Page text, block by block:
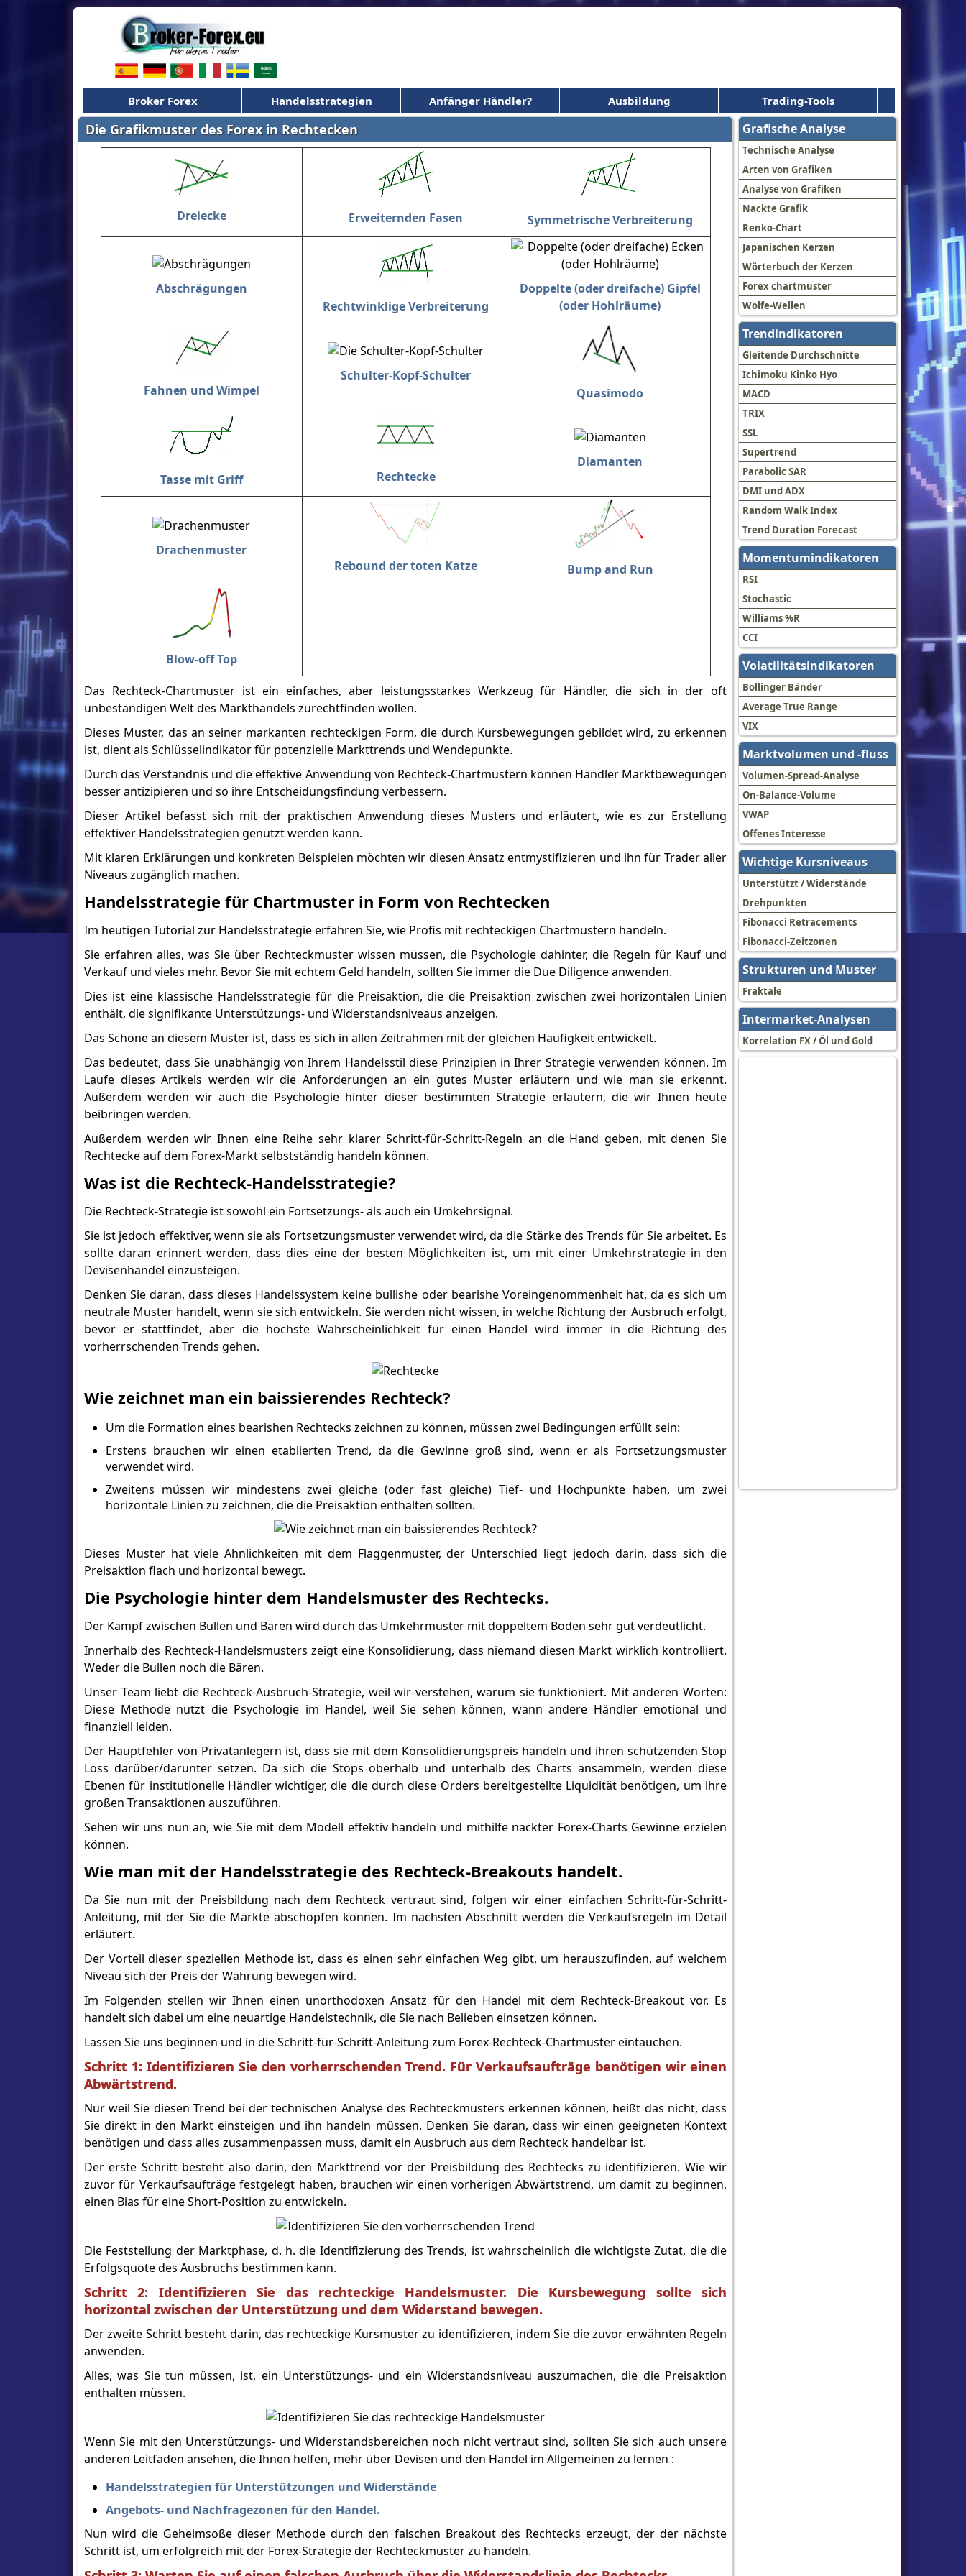
Broker Forex Handelsstrategien Anfänger Händler? Ausbildung Trading-Tools
Grafische Analyse
Technische Analyse
Arten von Grafiken
Analyse von Grafiken
Nackte Grafik
Renko-Chart
Japanischen Kerzen
Wörterbuch der Kerzen
Forex chartmuster
Wolfe-Wellen
Trendindikatoren
Gleitende Durchschnitte
Ichimoku Kinko Hyo
MACD
TRIX
SSL
Supertrend
Parabolic SAR
DMI und ADX
Random Walk Index
Trend Duration Forecast
Momentumindikatoren
RSI
Stochastic
Williams %R
CCI
Volatilitätsindikatoren
Bollinger Bänder
Average True Range
VIX
Marktvolumen und -fluss
Volumen-Spread-Analyse
On-Balance-Volume
VWAP
Offenes Interesse
Wichtige Kursniveaus
Unterstützt / Widerstände
Drehpunkten
Fibonacci Retracements
Fibonacci-Zeitzonen
Strukturen und Muster
Fraktale
Intermarket-Analysen
Korrelation FX / Öl und Gold
Die Grafikmuster des Forex in Rechtecken
Dreiecke Erweiternden Fasen Symmetrische Verbreiterung
Abschrägungen
Rechtwinklige Verbreiterung
Doppelte (oder dreifache) Gipfel
(oder Hohlräume)
Fahnen und Wimpel
Schulter-Kopf-Schulter
Quasimodo
Tasse mit Griff Rechtecke
Diamanten
Drachenmuster
Rebound der toten Katze
Bump and Run
Blow-off Top
Das Rechteck-Chartmuster ist ein einfaches, aber leistungsstarkes Werkzeug für Händler, die sich in der oft
unbeständigen Welt des Markthandels zurechtfinden wollen.
Dieses Muster, das an seiner markanten rechteckigen Form, die durch Kursbewegungen gebildet wird, zu erkennen
ist, dient als Schlüsselindikator für potenzielle Markttrends und Wendepunkte.
Durch das Verständnis und die effektive Anwendung von Rechteck-Chartmustern können Händler Marktbewegungen
besser antizipieren und so ihre Entscheidungsfindung verbessern.
Dieser Artikel befasst sich mit der praktischen Anwendung dieses Musters und erläutert, wie es zur Erstellung
effektiver Handelsstrategien genutzt werden kann.
Mit klaren Erklärungen und konkreten Beispielen möchten wir diesen Ansatz entmystifizieren und ihn für Trader aller
Niveaus zugänglich machen.
Handelsstrategie für Chartmuster in Form von Rechtecken
Im heutigen Tutorial zur Handelsstrategie erfahren Sie, wie Profis mit rechteckigen Chartmustern handeln.
Sie erfahren alles, was Sie über Rechteckmuster wissen müssen, die Psychologie dahinter, die Regeln für Kauf und
Verkauf und vieles mehr. Bevor Sie mit echtem Geld handeln, sollten Sie immer die Due Diligence anwenden.
Dies ist eine klassische Handelsstrategie für die Preisaktion, die die Preisaktion zwischen zwei horizontalen Linien
enthält, die signifikante Unterstützungs- und Widerstandsniveaus anzeigen.
Das Schöne an diesem Muster ist, dass es sich in allen Zeitrahmen mit der gleichen Häufigkeit entwickelt.
Das bedeutet, dass Sie unabhängig von Ihrem Handelsstil diese Prinzipien in Ihrer Strategie verwenden können. Im
Laufe dieses Artikels werden wir die Anforderungen an ein gutes Muster erläutern und wie man sie erkennt.
Außerdem werden wir auch die Psychologie hinter dieser bestimmten Strategie erläutern, die wir Ihnen heute
beibringen werden.
Außerdem werden wir Ihnen eine Reihe sehr klarer Schritt-für-Schritt-Regeln an die Hand geben, mit denen Sie
Rechtecke auf dem Forex-Markt selbstständig handeln können.
Was ist die Rechteck-Handelsstrategie?
Die Rechteck-Strategie ist sowohl ein Fortsetzungs- als auch ein Umkehrsignal.
Sie ist jedoch effektiver, wenn sie als Fortsetzungsmuster verwendet wird, da die Stärke des Trends für Sie arbeitet. Es
sollte daran erinnert werden, dass dies eine der besten Möglichkeiten ist, um mit einer Umkehrstrategie in den
Devisenhandel einzusteigen.
Denken Sie daran, dass dieses Handelssystem keine bullishe oder bearishe Voreingenommenheit hat, da es sich um
neutrale Muster handelt, wenn sie sich entwickeln. Sie werden nicht wissen, in welche Richtung der Ausbruch erfolgt,
bevor er stattfindet, aber die höchste Wahrscheinlichkeit für einen Handel wird immer in die Richtung des
vorherrschenden Trends gehen.
Wie zeichnet man ein baissierendes Rechteck?
Um die Formation eines bearishen Rechtecks zeichnen zu können, müssen zwei Bedingungen erfüllt sein:
Erstens brauchen wir einen etablierten Trend, da die Gewinne groß sind, wenn er als Fortsetzungsmuster
verwendet wird.
Zweitens müssen wir mindestens zwei gleiche (oder fast gleiche) Tief- und Hochpunkte haben, um zwei
horizontale Linien zu zeichnen, die die Preisaktion enthalten sollten.
Dieses Muster hat viele Ähnlichkeiten mit dem Flaggenmuster, der Unterschied liegt jedoch darin, dass sich die
Preisaktion flach und horizontal bewegt.
Die Psychologie hinter dem Handelsmuster des Rechtecks.
Der Kampf zwischen Bullen und Bären wird durch das Umkehrmuster mit doppeltem Boden sehr gut verdeutlicht.
Innerhalb des Rechteck-Handelsmusters zeigt eine Konsolidierung, dass niemand diesen Markt wirklich kontrolliert.
Weder die Bullen noch die Bären.
Unser Team liebt die Rechteck-Ausbruch-Strategie, weil wir verstehen, warum sie funktioniert. Mit anderen Worten:
Diese Methode nutzt die Psychologie im Handel, weil Sie sehen können, wann andere Händler emotional und
finanziell leiden.
Der Hauptfehler von Privatanlegern ist, dass sie mit dem Konsolidierungspreis handeln und ihren schützenden Stop
Loss darüber/darunter setzen. Da sich die Stops oberhalb und unterhalb des Charts ansammeln, werden diese
Ebenen für institutionelle Händler wichtiger, die die durch diese Orders bereitgestellte Liquidität benötigen, um ihre
großen Transaktionen auszuführen.
Sehen wir uns nun an, wie Sie mit dem Modell effektiv handeln und mithilfe nackter Forex-Charts Gewinne erzielen
können.
Wie man mit der Handelsstrategie des Rechteck-Breakouts handelt.
Da Sie nun mit der Preisbildung nach dem Rechteck vertraut sind, folgen wir einer einfachen Schritt-für-Schritt-
Anleitung, mit der Sie die Märkte abschöpfen können. Im nächsten Abschnitt werden die Verkaufsregeln im Detail
erläutert.
Der Vorteil dieser speziellen Methode ist, dass es einen sehr einfachen Weg gibt, um herauszufinden, auf welchem
Niveau sich der Preis der Währung bewegen wird.
Im Folgenden stellen wir Ihnen einen unorthodoxen Ansatz für den Handel mit dem Rechteck-Breakout vor. Es
handelt sich dabei um eine neuartige Handelstechnik, die Sie nach Belieben einsetzen können.
Lassen Sie uns beginnen und in die Schritt-für-Schritt-Anleitung zum Forex-Rechteck-Chartmuster eintauchen.
Schritt 1: Identifizieren Sie den vorherrschenden Trend. Für Verkaufsaufträge benötigen wir einen
Abwärtstrend.
Nur weil Sie diesen Trend bei der technischen Analyse des Rechteckmusters erkennen können, heißt das nicht, dass
Sie direkt in den Markt einsteigen und ihn handeln müssen. Denken Sie daran, dass wir einen geeigneten Kontext
benötigen und dass alles zusammenpassen muss, damit ein Ausbruch aus dem Rechteck handelbar ist.
Der erste Schritt besteht also darin, den Markttrend vor der Preisbildung des Rechtecks zu identifizieren. Wie wir
zuvor für Verkaufsaufträge festgelegt haben, brauchen wir einen vorherigen Abwärtstrend, um damit zu beginnen,
einen Bias für eine Short-Position zu entwickeln.
Die Feststellung der Marktphase, d. h. die Identifizierung des Trends, ist wahrscheinlich die wichtigste Zutat, die die
Erfolgsquote des Ausbruchs bestimmen kann.
Schritt 2: Identifizieren Sie das rechteckige Handelsmuster. Die Kursbewegung sollte sich
horizontal zwischen der Unterstützung und dem Widerstand bewegen.
Der zweite Schritt besteht darin, das rechteckige Kursmuster zu identifizieren, indem Sie die zuvor erwähnten Regeln
anwenden.
Alles, was Sie tun müssen, ist, ein Unterstützungs- und ein Widerstandsniveau auszumachen, die die Preisaktion
enthalten müssen.
Wenn Sie mit den Unterstützungs- und Widerstandsbereichen noch nicht vertraut sind, sollten Sie sich auch unsere
anderen Leitfäden ansehen, die Ihnen helfen, mehr über Devisen und den Handel im Allgemeinen zu lernen :
Handelsstrategien für Unterstützungen und Widerstände
Angebots- und Nachfragezonen für den Handel.
Nun wird die Geheimsoße dieser Methode durch den falschen Breakout des Rechtecks erzeugt, der der nächste
Schritt ist, um erfolgreich mit der Forex-Strategie der Rechteckmuster zu handeln.